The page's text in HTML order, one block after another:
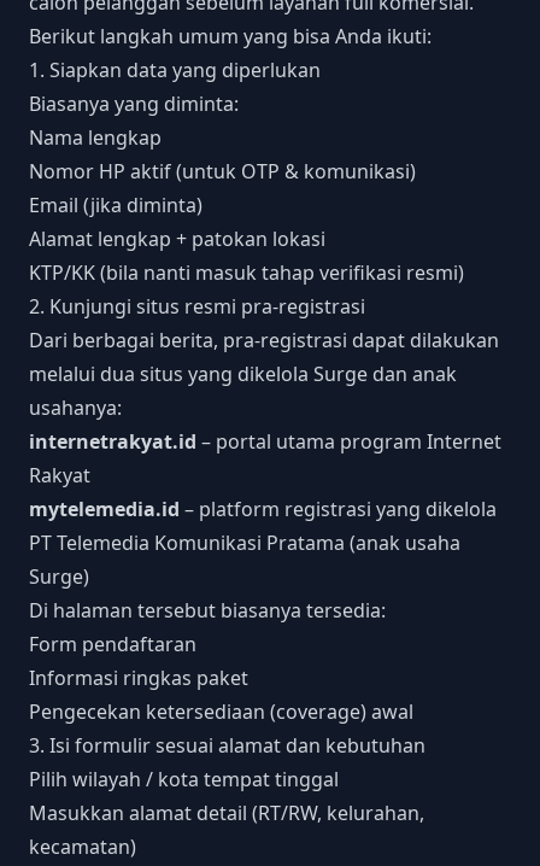
Berikut langkah umum yang bisa Anda ikuti:
1. Siapkan data yang diperlukan
Biasanya yang diminta:
Nama lengkap
Nomor HP aktif (untuk OTP & komunikasi)
Email (jika diminta)
Alamat lengkap + patokan lokasi
KTP/KK (bila nanti masuk tahap verifikasi resmi)
2. Kunjungi situs resmi pra-registrasi
Dari berbagai berita, pra-registrasi dapat dilakukan
melalui dua situs yang dikelola Surge dan anak
usahanya:
internetrakyat.id – portal utama program Internet
Rakyat
mytelemedia.id – platform registrasi yang dikelola
PT Telemedia Komunikasi Pratama (anak usaha
Surge)
Di halaman tersebut biasanya tersedia:
Form pendaftaran
Informasi ringkas paket
Pengecekan ketersediaan (coverage) awal
3. Isi formulir sesuai alamat dan kebutuhan
Pilih wilayah / kota tempat tinggal
Masukkan alamat detail (RT/RW, kelurahan,
kecamatan)